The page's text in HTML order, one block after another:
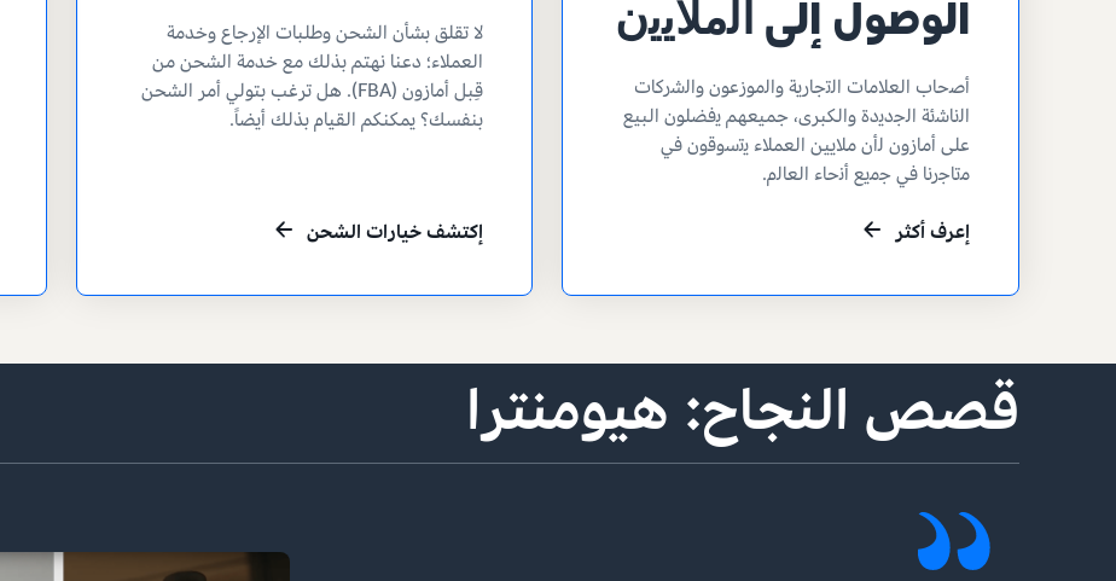
الوصول إلى ﺍﻟﻣﻼﻳﻳﻥ
ﺃﺻﺣﺎﺏ ﺍﻟﻌﻼﻣﺎﺕ ﺍﻟﺗﺟﺎﺭﻳﺔ ﻭﺍﻟموزعون وﺍﻟﺷﺭﻛﺎﺕ
ﺍﻟﻧﺎﺷﺋﺔ ﺍﻟﺟﺩﻳﺩﺓ ﻭالكبرى، جميعهم ﻳفضلون البيع
ﻋﻠﻰ ﺃﻣﺎﺯﻭﻥ ﻟأن ملايين العملاء ﻳﺗﺳﻭﻗﻭﻥ ﻓﻲ
ﻣﺗﺎﺟﺭﻧﺎ ﻓﻲ ﺟﻣﻳﻊ ﺃﻧﺣﺎء ﺍﻟﻌﺎﻟﻡ.
إعرف أكثر
لا تقلق بشأن الشحن وطلبات الإرجاع وخدمة
العملاء؛ دعنا نهتم بذلك مع خدمة الشحن من
قِبل أمازون (FBA). هل ترغب بتولي أمر الشحن
بنفسك؟ يمكنكم القيام بذلك أيضاً.
إكتشف خيارات الشحن
قصص النجاح: القرم للقهوة